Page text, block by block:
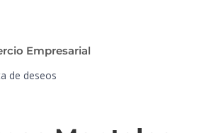
Empresarial
de deseos